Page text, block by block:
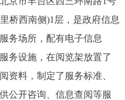
桥西南侧)1层，是政府信息
务场所，配有电子信息
务设施，在阅览架放置了
资料，制定了服务标准、
公开咨询、信息查阅等服